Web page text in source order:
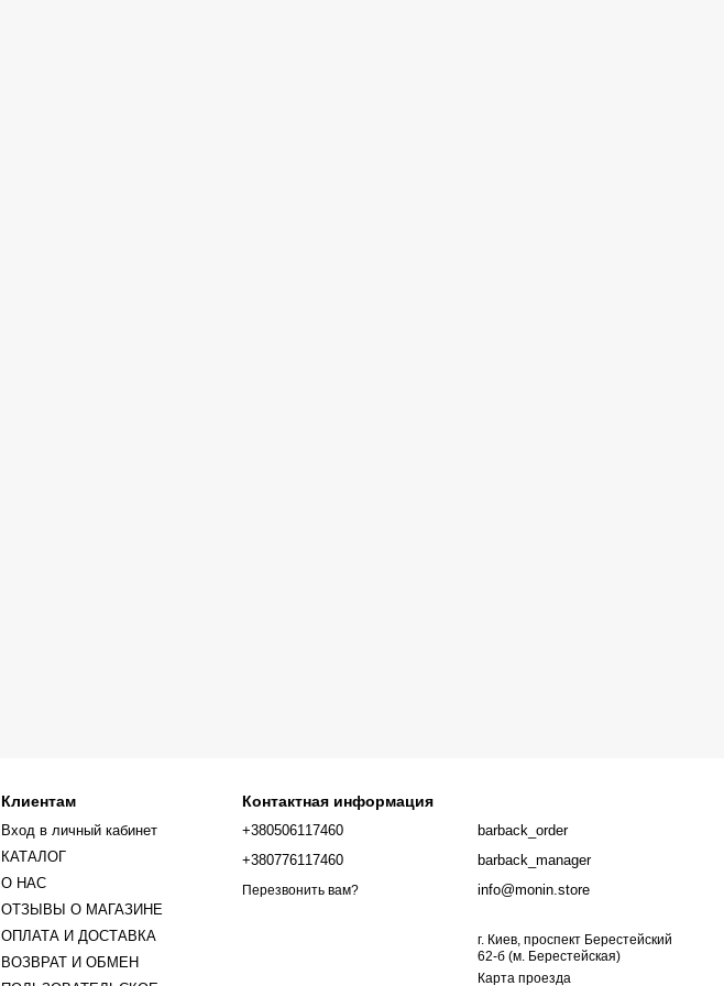
Клиентам
Вход в личный кабинет
КАТАЛОГ
О НАС
ОТЗЫВЫ О МАГАЗИНЕ
ОПЛАТА И ДОСТАВКА
ВОЗВРАТ И ОБМЕН
Контактная информация
+380506117460
+380776117460
Перезвонить вам?
barback_order
barback_manager
info@monin.store
г. Киев, проспект Берестейский
62-б (м. Берестейская)
Карта проезда